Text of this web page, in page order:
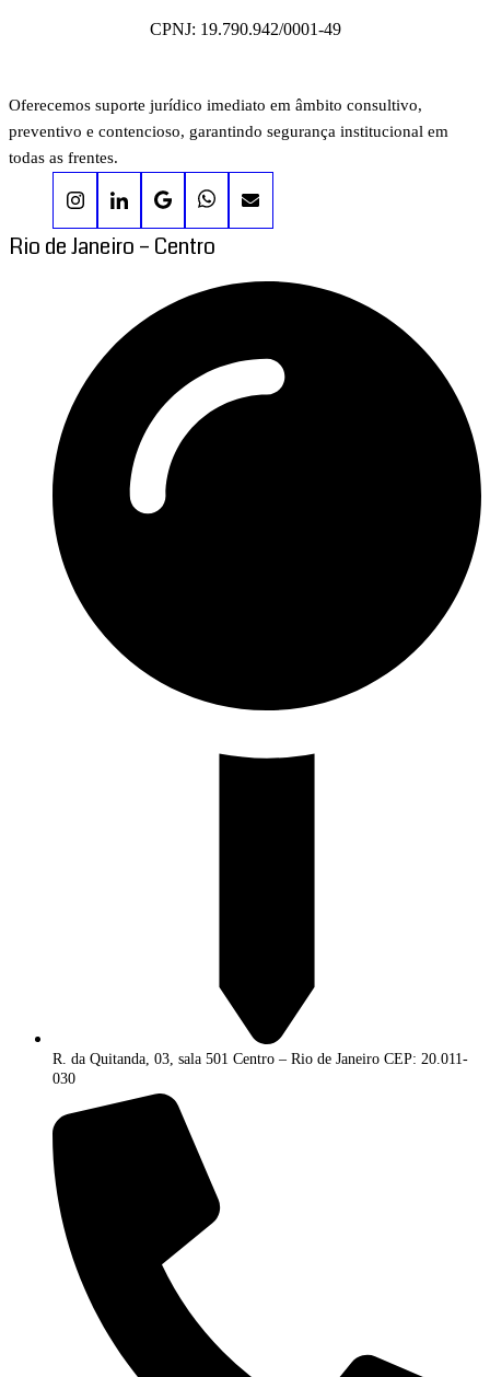
CPNJ: 19.790.942/0001-49
Oferecemos suporte jurídico imediato em âmbito consultivo,
preventivo e contencioso, garantindo segurança institucional em
todas as frentes.
Rio de Janeiro – Centro
R. da Quitanda, 03, sala 501 Centro – Rio de Janeiro CEP: 20.011-
030